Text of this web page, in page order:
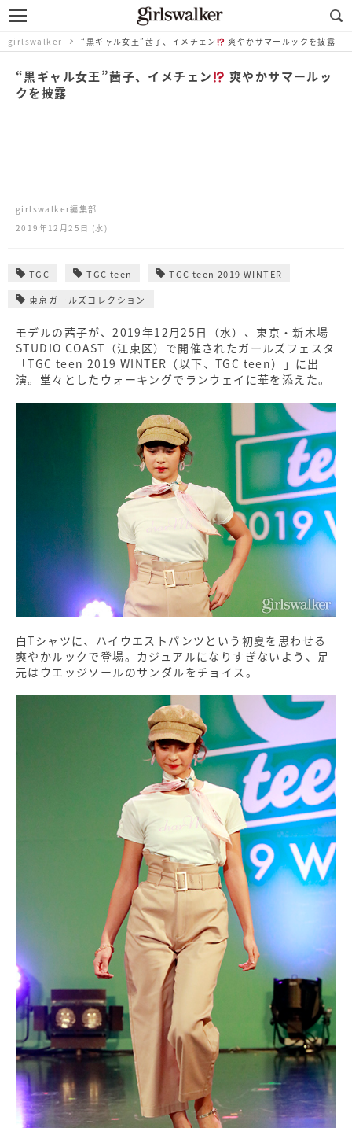
girlswalker “黒ギャル女王”茜子、イメチェン 爽やかサマールックを披露
“黒ギャル女王”茜子、イメチェン
爽やかサマールッ
クを披露
girlswalker編集部
2019年12月25日 (水)
TGC TGC teen TGC teen 2019 WINTER
東京ガールズコレクション
モデルの茜子が、2019年12月25日（水）、東京・新木場
STUDIO COAST（江東区）で開催されたガールズフェスタ
「TGC teen 2019 WINTER（以下、TGC teen）」に出
演。堂々としたウォーキングでランウェイに華を添えた。
白Tシャツに、ハイウエストパンツという初夏を思わせる
爽やかルックで登場。カジュアルになりすぎないよう、足
元はウエッジソールのサンダルをチョイス。